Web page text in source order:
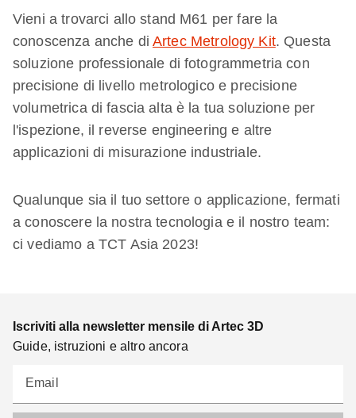
Vieni a trovarci allo stand M61 per fare la
conoscenza anche di Artec Metrology Kit. Questa
soluzione professionale di fotogrammetria con
precisione di livello metrologico e precisione
volumetrica di fascia alta è la tua soluzione per
l'ispezione, il reverse engineering e altre
applicazioni di misurazione industriale.
Qualunque sia il tuo settore o applicazione, fermati
a conoscere la nostra tecnologia e il nostro team:
ci vediamo a TCT Asia 2023!
Iscriviti alla newsletter mensile di Artec 3D
Guide, istruzioni e altro ancora
Email